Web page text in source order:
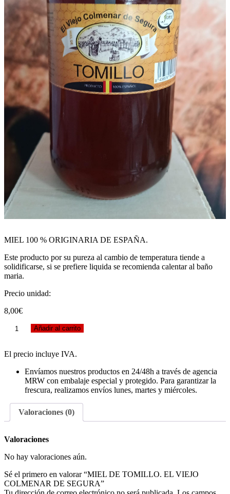
MIEL 100 % ORIGINARIA DE ESPAÑA.
Este producto por su pureza al cambio de temperatura tiende a
solidificarse, si se prefiere liquida se recomienda calentar al baño
maria.
Precio unidad:
8,00€
MIEL DE TOMILLO. EL VIEJO COLMENAR DE SEGURA
Añadir al carrito
El precio incluye IVA.
Envíamos nuestros productos en 24/48h a través de agencia
MRW con embalaje especial y protegido. Para garantizar la
frescura, realizamos envíos lunes, martes y miércoles.
Valoraciones (0)
Valoraciones
No hay valoraciones aún.
Sé el primero en valorar “MIEL DE TOMILLO. EL VIEJO
COLMENAR DE SEGURA”